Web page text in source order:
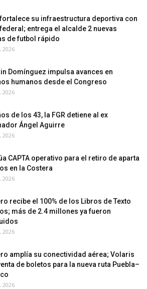
su infraestructura deportiva con
entrega el alcalde 2 nuevas
de futbol rápido
2026
Domínguez impulsa avances en
humanos desde el Congreso
2026
de los 43, la FGR detiene al ex
Ángel Aguirre
2026
CAPTA operativo para el retiro de aparta
en la Costera
2026
recibe el 100% de los Libros de Texto
más de 2.4 millones ya fueron
2026
amplía su conectividad aérea; Volaris
de boletos para la nueva ruta Puebla–
2026